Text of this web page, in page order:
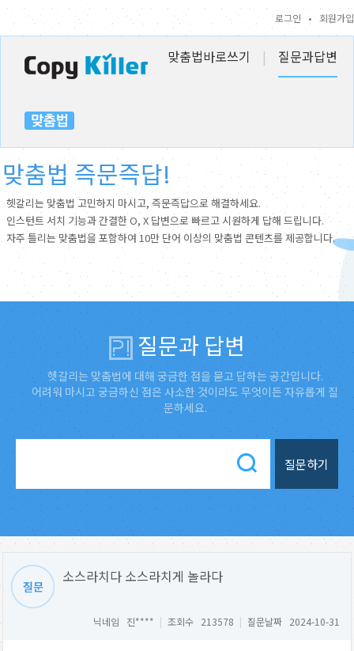
로그인 • 회원가입
맞춤법바로쓰기 | 질문과답변
맞춤법 즉문즉답!
헷갈리는 맞춤법 고민하지 마시고, 즉문즉답으로 해결하세요.
인스턴트 서치 기능과 간결한 O, X 답변으로 빠르고 시원하게 답해 드립니다.
자주 틀리는 맞춤법을 포함하여 10만 단어 이상의 맞춤법 콘텐츠를 제공합니다.
질문과 답변
헷갈리는 맞춤법에 대해 궁금한 점을 묻고 답하는 공간입니다.
어려워 마시고 궁금하신 점은 사소한 것이라도 무엇이든 자유롭게 질
문하세요.
질문하기
소스라치다 소스라치게 놀라다
닉네임 진**** | 조회수 213578 | 질문날짜 2024-10-31